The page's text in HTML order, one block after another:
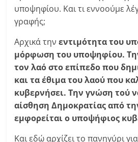
υποψηφίου. Και τι εννοούμε
γραφής;
Αρχικά τηνεντιμότητα του
μόρφωση του υποψηφίου.
τον λαό στο επίπεδο που
και τα έθιμα του λαού που
κυβερνήσει. Την γνώση τού
αίσθηση Δημοκρατίας από
εμφορείται ο υποψήφιος
Και εδώ αρχίζει το πανηγύρι